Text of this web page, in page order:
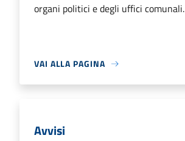
organi politici e degli uffici comunali.
VAI ALLA PAGINA
Avvisi